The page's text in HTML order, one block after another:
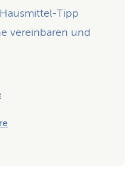
Tipp
vereinbaren und